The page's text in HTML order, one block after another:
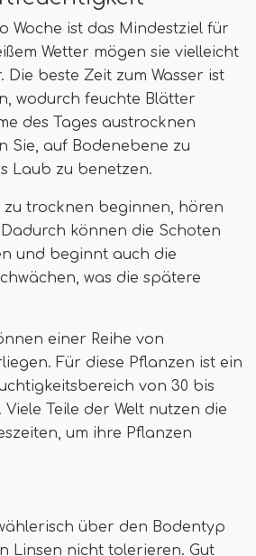
Woche ist das Mindestziel für
Wetter mögen sie vielleicht
Die beste Zeit zum Wasser ist
wodurch feuchte Blätter
des Tages austrocknen
Sie, auf Bodenebene zu
Laub zu benetzen.
zu trocknen beginnen, hören
können die Schoten
und beginnt auch die
was die spätere
einer Reihe von
Für diese Pflanzen ist ein
von 30 bis
Teile der Welt nutzen die
um ihre Pflanzen
über den Bodentyp
Linsen nicht tolerieren. Gut